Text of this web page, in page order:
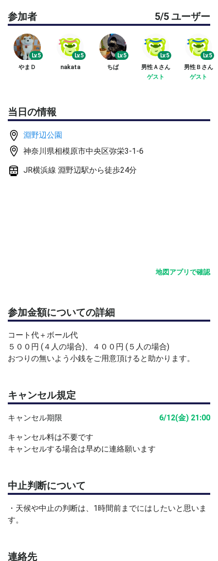
(ヨネックス CHAMPIONSHIP)
■集合場所
コートに直接お集まり下さい。
使用コートは承認時に連絡いたします。
台がテニスコートそばです。その他第一駐車場２５５台が
有り。)
■公共交通アクセス交通（バス）
・ＪＲ横浜線 淵野辺駅（南口）
淵野辺駅南口駅行（青葉循環）淵野辺公園下車
・準備運動は開始時間までに完了しておいて下さい。
中止連絡は、追加情報でお知らせします。
・ケガや事故等は自己責任・管理でお願いします。
・４人未満の場合は中止か、練習&シングルスを行いま
す。
・コート閉鎖の場合は中止とします。
参加者 5/5 ユーザー
Lv.5
やまＤ
Lv.5
nakata
Lv.5
ちば
Lv.5
男性Ａさん
ゲスト
Lv.5
男性Ｂさん
ゲスト
当日の情報
淵野辺公園
神奈川県相模原市中央区弥栄3-1-6
JR横浜線 淵野辺駅から徒歩24分
地図アプリで確認
参加金額についての詳細
コート代＋ボール代
５００円 (４人の場合)、４００円 (５人の場合)
おつりの無いよう小銭をご用意頂けると助かります。
キャンセル規定
キャンセル期限 6/12(金) 21:00
キャンセル料は不要です
キャンセルする場合は早めに連絡願います
中止判断について
・天候や中止の判断は、1時間前までにはしたいと思いま
す。
連絡先